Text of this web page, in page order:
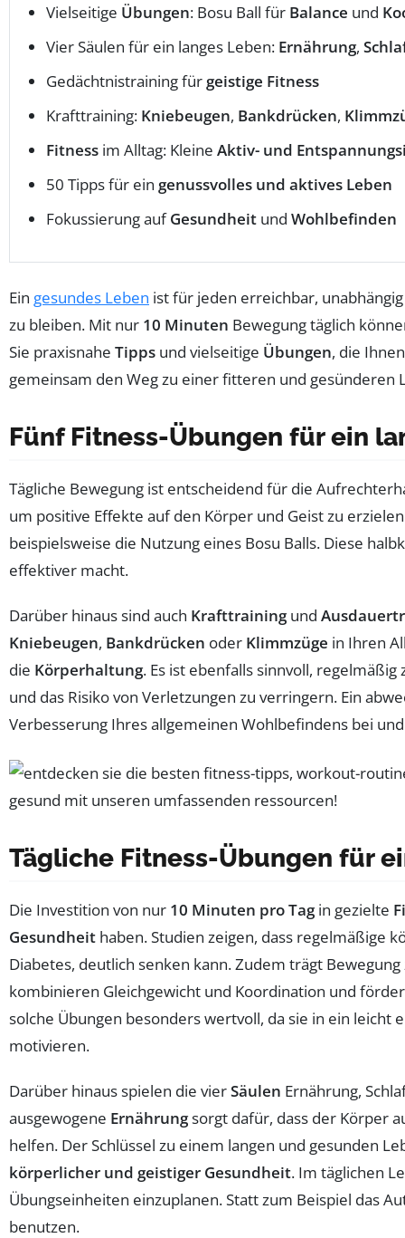
Vielseitige Übungen: Bosu Ball für Balance und
Vier Säulen für ein langes Leben: Ernährung,
Gedächtnistraining für geistige Fitness
Krafttraining: Kniebeugen, Bankdrücken,
Fitness im Alltag: Kleine Aktiv- und
50 Tipps für ein genussvolles und aktives Leben
Fokussierung aufGesundheit und Wohlbefinden
Ein gesundes Leben ist für jeden erreichbar,
zu bleiben. Mit nur 10 Minuten Bewegung täglich
Sie praxisnahe Tipps und vielseitige Übungen, die
gemeinsam den Weg zu einer fitteren und gesünderen
Fünf Fitness-Übungen für ein
Tägliche Bewegung ist entscheidend für die
um positive Effekte auf den Körper und Geist zu
beispielsweise die Nutzung eines Bosu Balls. Diese
effektiver macht.
Darüber hinaus sind auch Krafttrainingund
Kniebeugen, Bankdrücken oder Klimmzüge in Ihren
die Körperhaltung. Es ist ebenfalls sinnvoll,
und das Risiko von Verletzungen zu verringern. Ein
Verbesserung Ihres allgemeinen Wohlbefindens bei
Tägliche Fitness-Übungen für
Die Investition von nur 10 Minuten pro Tagin gezielte
Gesundheit haben. Studien zeigen, dass regelmäßige
Diabetes, deutlich senken kann. Zudem trägt
kombinieren Gleichgewicht und Koordination und
solche Übungen besonders wertvoll, da sie in ein
motivieren.
Darüber hinaus spielen die vierSäulen Ernährung,
ausgewogene Ernährungsorgt dafür, dass der Körper
helfen. Der Schlüssel zu einem langen und gesunden
körperlicher und geistiger Gesundheit. Im täglichen
Übungseinheiten einzuplanen. Statt zum Beispiel das
benutzen.